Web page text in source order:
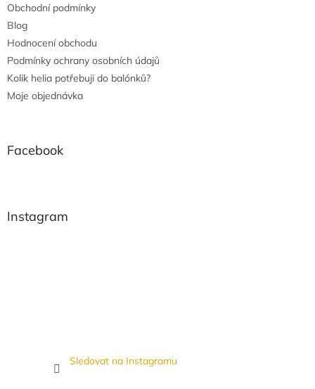
Obchodní podmínky
Blog
Hodnocení obchodu
Podmínky ochrany osobních údajů
Kolik helia potřebuji do balónků?
Moje objednávka
Facebook
Instagram
Sledovat na Instagramu